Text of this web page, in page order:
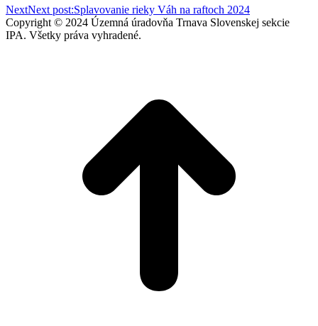
NextNext post:Splavovanie rieky Váh na raftoch 2024
Copyright © 2024 Územná úradovňa Trnava Slovenskej sekcie
IPA. Všetky práva vyhradené.